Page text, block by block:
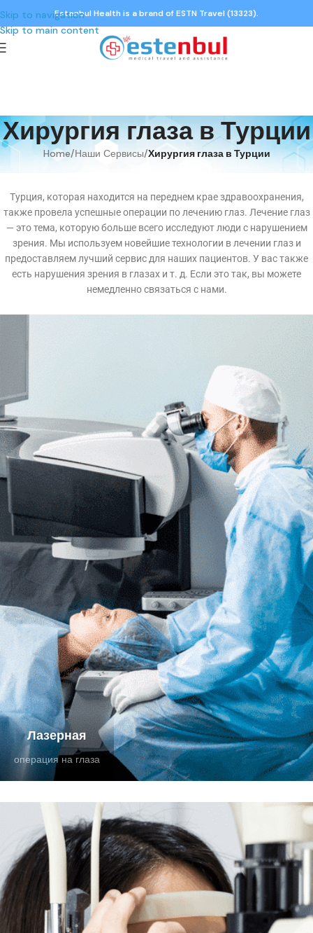
Skip to navigation
Skip to main content
Estenbul Health is a brand of ESTN Travel (13323).
Хирургия глаза в Турции
Home/Наши Сервисы/Хирургия глаза в Турции
Турция, которая находится на переднем крае здравоохранения,
также провела успешные операции по лечению глаз. Лечение глаз
— это тема, которую больше всего исследуют люди с нарушением
зрения. Мы используем новейшие технологии в лечении глаз и
предоставляем лучший сервис для наших пациентов. У вас также
есть нарушения зрения в глазах и т. д. Если это так, вы можете
немедленно связаться с нами.
Лазерная
операция на глаза